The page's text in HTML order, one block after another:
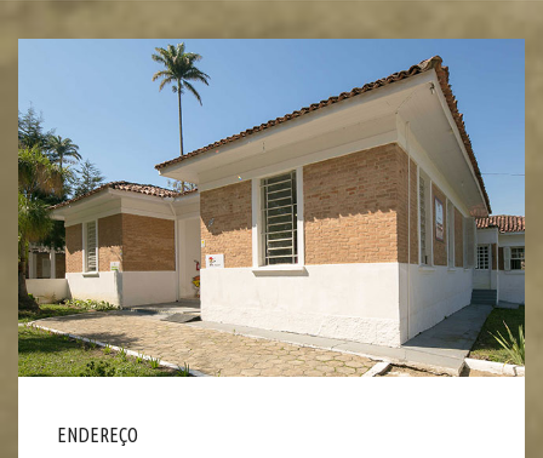
ENDEREÇO